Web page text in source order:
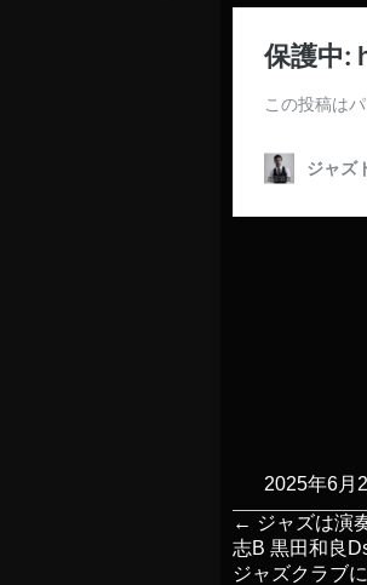
2025年6月
← ジャズは演
志B 黒田和良
ジャズクラブ